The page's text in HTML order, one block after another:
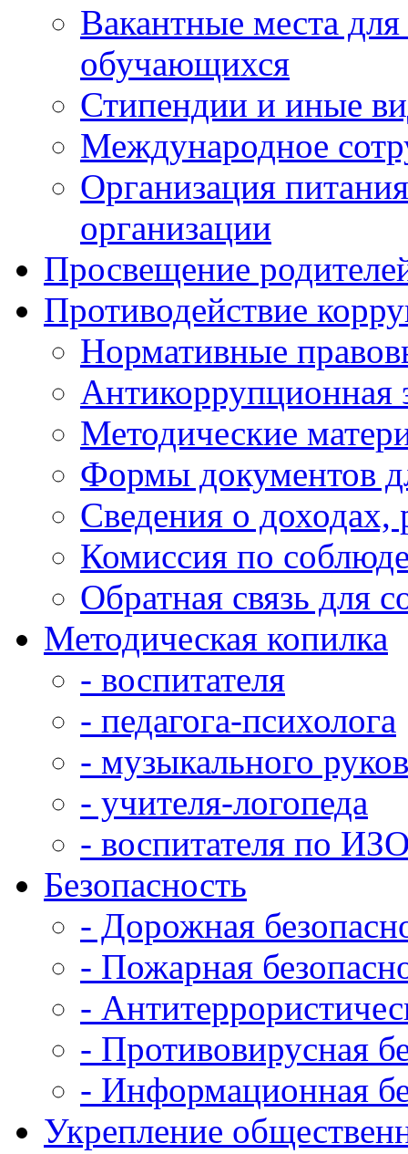
Вакантные места
обучающихся
Стипендии и иные
Международное
Организация
организации
Просвещение
Противодействие
Нормативные
Антикоррупционная
Методические
Формы документов
Сведения о доходах,
Комиссия по
Обратная связь для
Методическая копилка
- воспитателя
- педагога-психолога
- музыкального
- учителя-логопеда
- воспитателя по
Безопасность
- Дорожная
- Пожарная
-
- Противовирусная
- Информационная
Укрепление